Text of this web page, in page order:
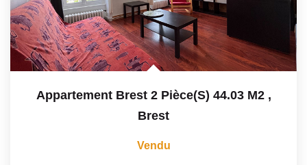
Appartement Brest 2 Pièce(s) 44.03 M2 ,
Brest
Vendu